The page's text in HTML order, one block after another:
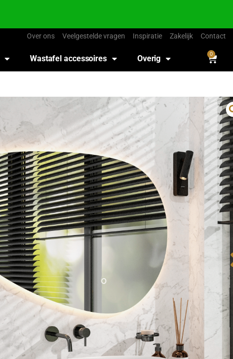
Over ons Veelgestelde vragen Inspiratie Zakelijk Contact
Wastafel accessoires Overig 0